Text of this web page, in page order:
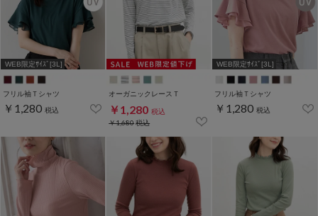
WEB限定ｻｲｽﾞ[3L]
フリル袖Ｔシャツ
￥1,280 税込
オーガニックレースＴ
￥1,280 税込
￥1,680税込
WEB限定ｻｲｽﾞ[3L]
フリル袖Ｔシャツ
￥1,280 税込